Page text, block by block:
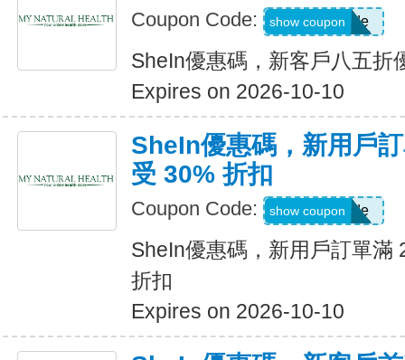
Coupon Code: Show Code
show coupon
SheIn優惠碼，新客戶八五折
Expires on 2026-10-10
SheIn優惠碼，新用戶
受 30% 折扣
Coupon Code: Show Code
show coupon
SheIn優惠碼，新用戶訂單滿
折扣
Expires on 2026-10-10